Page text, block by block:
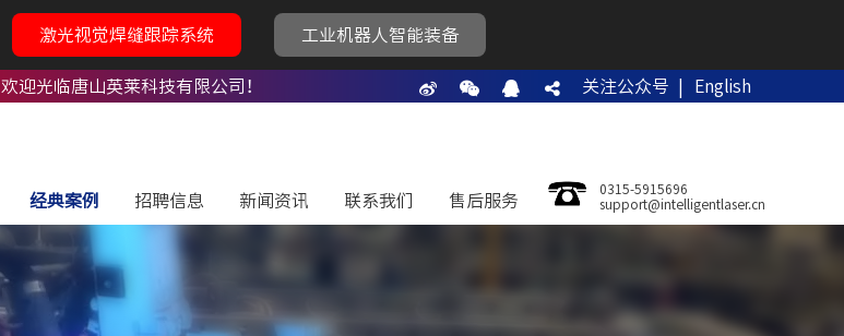
激光视觉焊缝跟踪系统 工业机器人智能装备
欢迎光临唐山英莱科技有限公司！ 关注公众号 | English
经典案例 招聘信息 新闻资讯 联系我们 售后服务
0315-5915696
support@intelligentlaser.cn